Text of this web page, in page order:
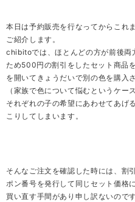
本日は予約販売を行なってからこれ
ご紹介します。
chibitoでは、ほとんどの方が前後両
ため500円の割引をしたセット商品
を開いてきょうだいで別の色を購入
（家族で色について悩むというケー
それぞれの子の希望にあわせてあげ
こりしてしまいます。
そんなご注文を確認した時には、割
ポン番号を発行して同じセット価格
買い直す手間があり申し訳ないので